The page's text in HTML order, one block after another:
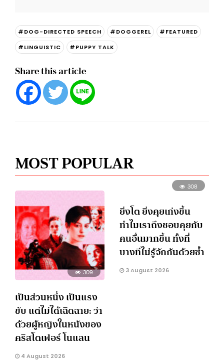
#DOG-DIRECTED SPEECH #DOGGEREL
#FEATURED
#LINGUISTIC
#PUPPY TALK
Share this article
MOST POPULAR
309
เป็นส่วนหนึ่ง เป็นแรง
ขับ แต่ไม่ได้เฉิดฉาย: ว่า
ด้วยผู้หญิงในหนังของ
คริสโตเฟอร์ โนแลน
4 August 2026
308
ยิ่งโต ยิ่งคุยเก่งขึ้น
ทำไมเราถึงชอบคุยกับ
คนอื่นมากขึ้น ทั้งที่
บางทีไม่รู้จักกันด้วยซ้ำ
3 August 2026